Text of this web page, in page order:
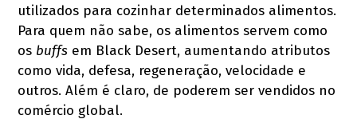
utilizados para cozinhar determinados alimentos.
Para quem não sabe, os alimentos servem como
os buffs em Black Desert, aumentando atributos
como vida, defesa, regeneração, velocidade e
outros. Além é claro, de poderem ser vendidos no
comércio global.